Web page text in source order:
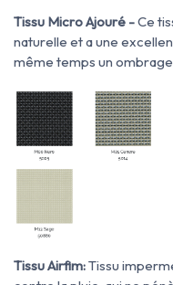
Tissu Micro Ajouré -Ce
naturelle et a une
même temps un
Tissu Airfim:Tissu